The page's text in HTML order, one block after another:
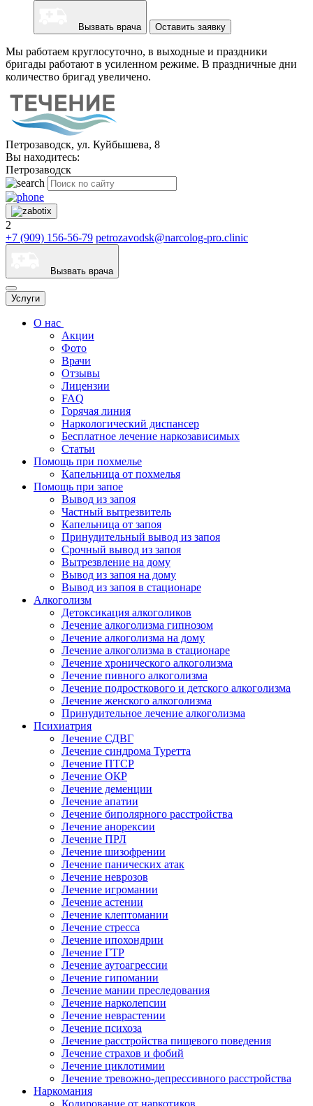
Вызвать врача Оставить заявку
Мы работаем круглосуточно, в выходные и праздники
бригады работают в усиленном режиме. В праздничные дни
количество бригад увеличено.
Петрозаводск, ул. Куйбышева, 8
Вы находитесь:
Петрозаводск
2
+7 (909) 156-56-79 petrozavodsk@narcolog-pro.clinic
Вызвать врача
Услуги
О нас
Акции
Фото
Врачи
Отзывы
Лицензии
FAQ
Горячая линия
Наркологический диспансер
Бесплатное лечение наркозависимых
Статьи
Помощь при похмелье
Капельница от похмелья
Помощь при запое
Вывод из запоя
Частный вытрезвитель
Капельница от запоя
Принудительный вывод из запоя
Срочный вывод из запоя
Вытрезвление на дому
Вывод из запоя на дому
Вывод из запоя в стационаре
Алкоголизм
Детоксикация алкоголиков
Лечение алкоголизма гипнозом
Лечение алкоголизма на дому
Лечение алкоголизма в стационаре
Лечение хронического алкоголизма
Лечение пивного алкоголизма
Лечение подросткового и детского алкоголизма
Лечение женского алкоголизма
Принудительное лечение алкоголизма
Психиатрия
Лечение СДВГ
Лечение синдрома Туретта
Лечение ПТСР
Лечение ОКР
Лечение деменции
Лечение апатии
Лечение биполярного расстройства
Лечение анорексии
Лечение ПРЛ
Лечение шизофрении
Лечение панических атак
Лечение неврозов
Лечение игромании
Лечение астении
Лечение клептомании
Лечение стресса
Лечение ипохондрии
Лечение ГТР
Лечение аутоагрессии
Лечение гипомании
Лечение мании преследования
Лечение нарколепсии
Лечение неврастении
Лечение психоза
Лечение расстройства пищевого поведения
Лечение страхов и фобий
Лечение циклотимии
Лечение тревожно-депрессивного расстройства
Наркомания
Кодирование от наркотиков